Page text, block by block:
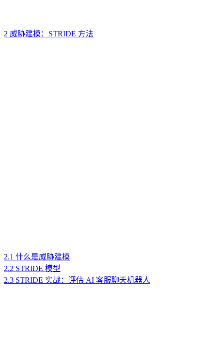
2 威胁建模：STRIDE 方法
2.1 什么是威胁建模
2.2 STRIDE 模型
2.3 STRIDE 实战：评估 AI 客服聊天机器人